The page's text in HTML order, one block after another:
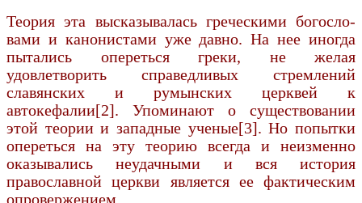
Теория эта высказывалась греческими богосло­
вами и канонистами уже давно. На нее иногда
пы­тались опереться греки, не желая
удовлетворить справедливых стремлений
славянских и румын­ских церквей к
автокефалии[2]. Упоминают о существовании
этой теории и западные ученые[3]. Но попытки
опереться на эту теорию всегда и неизмен­но
оказывались неудачными и вся история
православной церкви является ее фактическим
опровержением.